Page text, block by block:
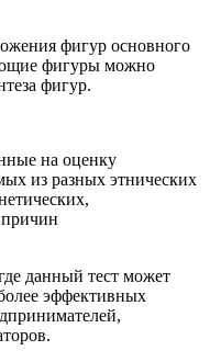
фигур основного
фигуры можно
фигур.
на оценку
из разных этнических
причин
данный тест может
эффективных